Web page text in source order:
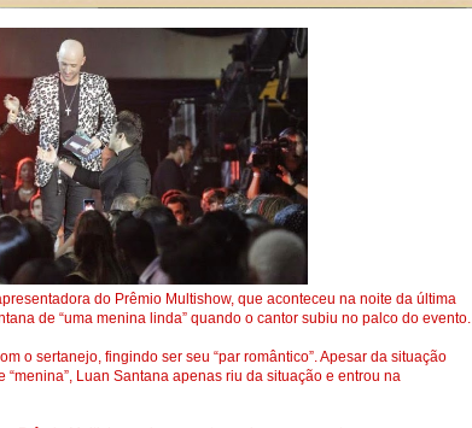
do Prêmio Multishow, que aconteceu na noite da última
de “uma menina linda” quando o cantor subiu no palco do evento.
o sertanejo, fingindo ser seu “par romântico”. Apesar da situação
Luan Santana apenas riu da situação e entrou na